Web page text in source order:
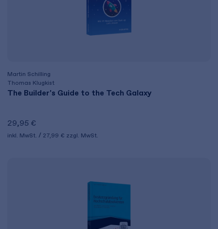
Martin Schilling
Thomas Klugkist
The Builder's Guide to the Tech Galaxy
29,95 €
inkl. MwSt. 27,99 € zzgl. MwSt.